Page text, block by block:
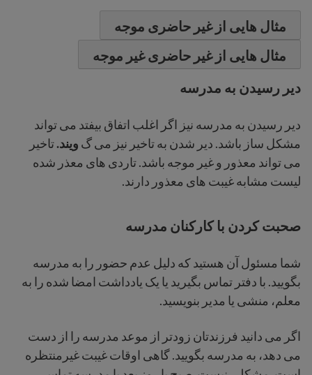
مثال هایی از غیر حاضری موجه
مثال هایی از غیر حاضری غیر موجه
دیر رسیدن به مدرسه
دیر رسیدن به مدرسه نیز اگر اغلب اتفاق بیفتد می تواند
مشکل ساز باشد. دیر شدن به تاخیر نیز می گ ویند.تاخیر
می تواند معذور و غیر موجه باشد. تاردی های معذر شده
لیست مشابه غیبت های معذور دارند.
صحبت کردن با کارکنان مدرسه
شما مسئول آن هستید که دلیل عدم حضور را به مدرسه
بگویید. با دفتر تماس بگیرید یا یک یادداشت امضا شده را به
معلم، منشی یا مدیر بنویسید.
اگر می دانید فرزندتان زودتر از موعد مدرسه را از دست
می دهد، به مدرسه بگویید. گاهی اوقات غیبت غیرمنتظره